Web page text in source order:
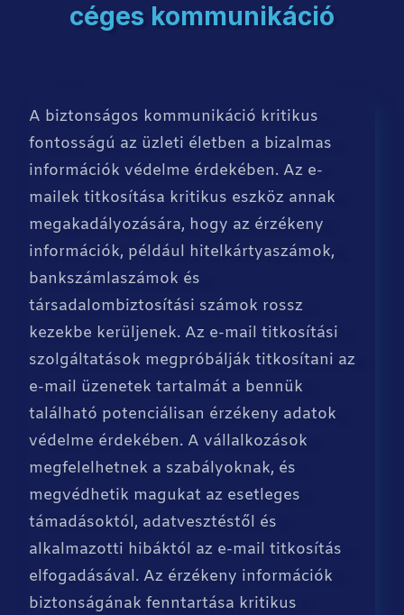
céges kommunikáció
A biztonságos kommunikáció kritikus
fontosságú az üzleti életben a bizalmas
információk védelme érdekében. Az e-
mailek titkosítása kritikus eszköz annak
megakadályozására, hogy az érzékeny
információk, például hitelkártyaszámok,
bankszámlaszámok és
társadalombiztosítási számok rossz
kezekbe kerüljenek. Az e-mail titkosítási
szolgáltatások megpróbálják titkosítani az
e-mail üzenetek tartalmát a bennük
található potenciálisan érzékeny adatok
védelme érdekében. A vállalkozások
megfelelhetnek a szabályoknak, és
megvédhetik magukat az esetleges
támadásoktól, adatvesztéstől és
alkalmazotti hibáktól az e-mail titkosítás
elfogadásával. Az érzékeny információk
biztonságának fenntartása kritikus